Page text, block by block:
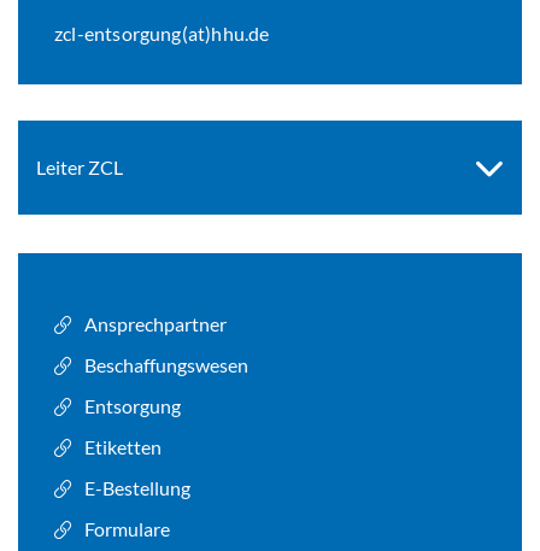
zcl-entsorgung(at)hhu.de
Leiter ZCL
Ansprechpartner
Beschaffungswesen
Entsorgung
Etiketten
E-Bestellung
Formulare